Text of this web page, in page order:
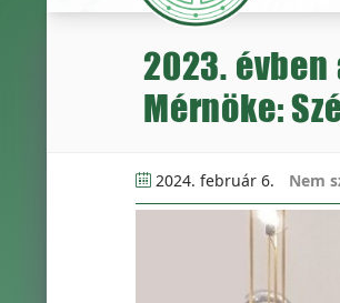
2023. évben
Mérnöke:
2024. február 6. Nem